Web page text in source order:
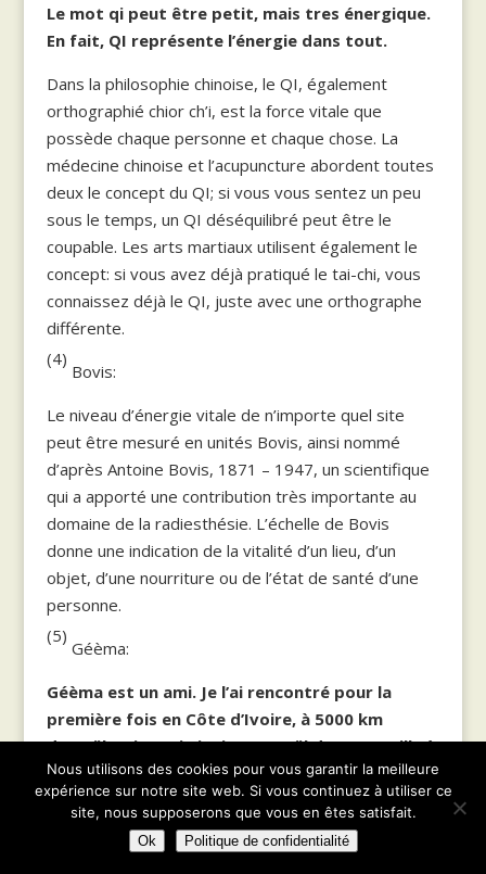
Le mot qi peut être petit, mais tres énergique.
En fait, QI représente l’énergie dans tout.
Dans la philosophie chinoise, le QI, également
orthographié chior ch’i, est la force vitale que
possède chaque personne et chaque chose. La
médecine chinoise et l’acupuncture abordent toutes
deux le concept du QI; si vous vous sentez un peu
sous le temps, un QI déséquilibré peut être le
coupable. Les arts martiaux utilisent également le
concept: si vous avez déjà pratiqué le tai-chi, vous
connaissez déjà le QI, juste avec une orthographe
différente.
(4)
Bovis:
Le niveau d’énergie vitale de n’importe quel site
peut être mesuré en unités Bovis, ainsi nommé
d’après Antoine Bovis, 1871 – 1947, un scientifique
qui a apporté une contribution très importante au
domaine de la radiesthésie. L’échelle de Bovis
donne une indication de la vitalité d’un lieu, d’un
objet, d’une nourriture ou de l’état de santé d’une
personne.
(5)
Géèma:
Géèma est un ami. Je l’ai rencontré pour la
première fois en Côte d’Ivoire, à 5000 km
d’Israël. Lui aussi vivait en Israël dans une ville à
30 minutes de la mienne. Parlez de réunions pré
arrangées!
Message de Géèma
Nous utilisons des cookies pour vous garantir la meilleure
expérience sur notre site web. Si vous continuez à utiliser ce
site, nous supposerons que vous en êtes satisfait.
Ok Politique de confidentialité